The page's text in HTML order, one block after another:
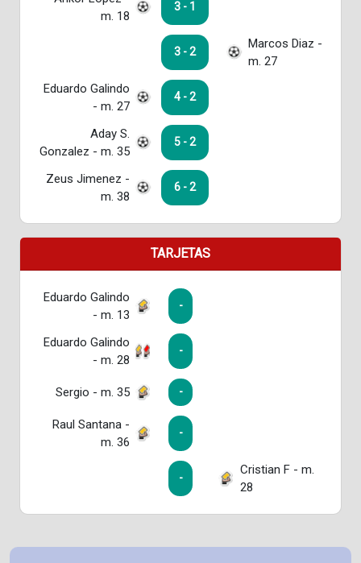
m. 18
3 - 1
3 - 2
Marcos Diaz -
m. 27
Eduardo Galindo
- m. 27
4 - 2
Aday S.
Gonzalez - m. 35
5 - 2
Zeus Jimenez -
m. 38
6 - 2
TARJETAS
Eduardo Galindo
- m. 13
-
Eduardo Galindo
- m. 28
-
Sergio - m. 35 -
Raul Santana -
m. 36
-
-
Cristian F - m.
28